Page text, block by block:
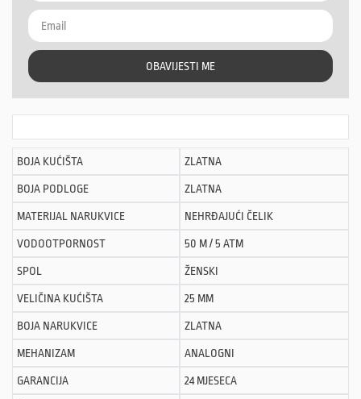
OBAVIJESTI ME
BOJA KUĆIŠTA ZLATNA
BOJA PODLOGE ZLATNA
MATERIJAL NARUKVICE NEHRĐAJUĆI ČELIK
VODOOTPORNOST 50 M / 5 ATM
SPOL ŽENSKI
VELIČINA KUĆIŠTA 25 MM
BOJA NARUKVICE ZLATNA
MEHANIZAM ANALOGNI
GARANCIJA 24 MJESECA